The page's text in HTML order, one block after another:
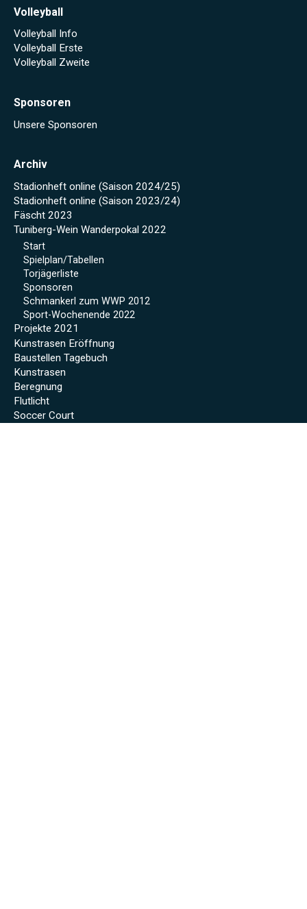
Volleyball
Volleyball Info
Volleyball Erste
Volleyball Zweite
Sponsoren
Unsere Sponsoren
Archiv
Stadionheft online (Saison 2024/25)
Stadionheft online (Saison 2023/24)
Fäscht 2023
Tuniberg-Wein Wanderpokal 2022
Start
Spielplan/Tabellen
Torjägerliste
Sponsoren
Schmankerl zum WWP 2012
Sport-Wochenende 2022
Projekte 2021
Kunstrasen Eröffnung
Baustellen Tagebuch
Kunstrasen
Beregnung
Flutlicht
Soccer Court